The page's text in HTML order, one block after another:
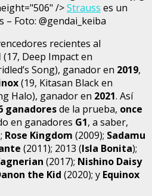
/>Strauss es un
– Foto: @gendai_keiba
recientes al
(17, Deep Impact en
Song), ganador en 2019,
(19, Kitasan Black en
Halo), ganador en 2021. Así
ganadoresde la prueba, once
en ganadores G1, a saber,
Rose Kingdom (2009); Sadamu
(2011); 2013 (Isla Bonita);
(2017); Nishino Daisy
the Kid (2020); y Equinox